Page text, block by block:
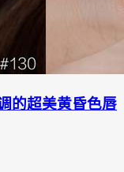
的超美黄昏色唇